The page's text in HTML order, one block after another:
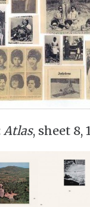
Atlas, sheet 8,